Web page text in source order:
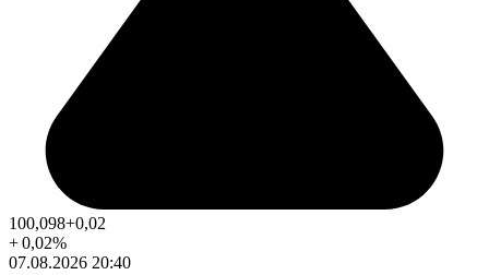
100,098+0,02
+0,02%
07.08.2026 20:40